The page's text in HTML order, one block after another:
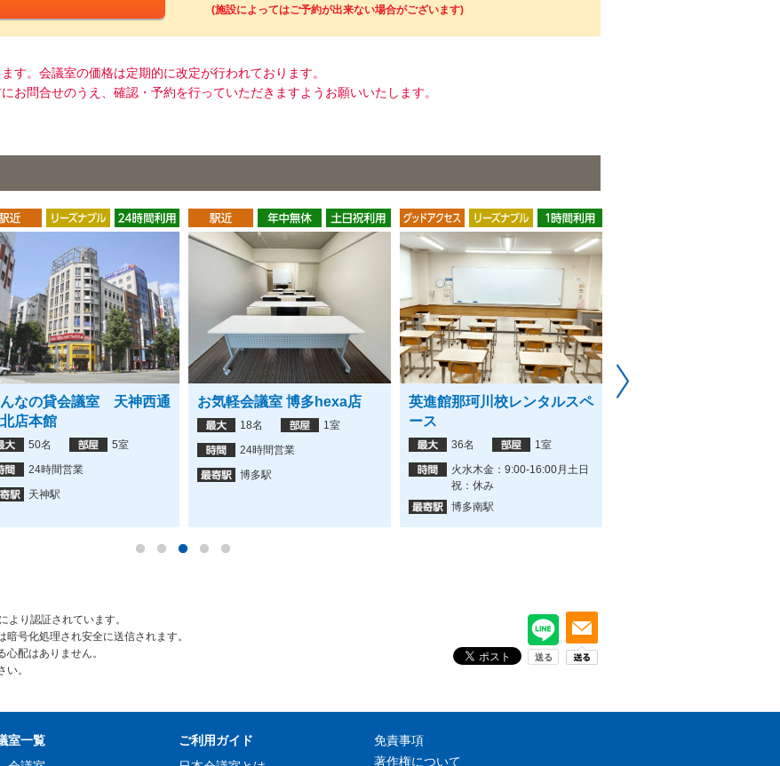
(施設によってはご予約が出来ない場合がございます)
す。会議室の価格は定期的に改定が行われております。
お問合せのうえ、確認・予約を行っていただきますようお願いいたします。
なの貸会議室 天神西通
店本館
50名
5室
24時間営業
天神駅
お気軽会議室 博多hexa店
18名
1室
24時間営業
博多駅
英進館那珂川校レンタルスペ
ース
36名
1室
火水木金：9:00-16:00月土日
祝：休み
博多南駅
より認証されています。
暗号化処理され安全に送信されます。
配はありません。
。
室一覧
ご利用ガイド
免責事項
著作権について